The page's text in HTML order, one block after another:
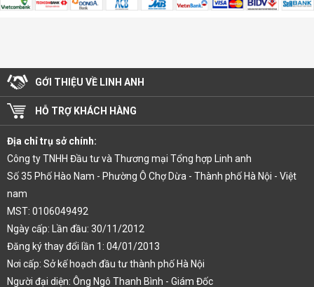
GỚI THIỆU VỀ LINH ANH
HỖ TRỢ KHÁCH HÀNG
Địa chỉ trụ sở chính:
Công ty TNHH Đầu tư và Thương mại Tổng hợp Linh anh
Số 35 Phố Hào Nam - Phường Ô Chợ Dừa - Thành phố Hà Nội - Việt
nam
MST: 0106049492
Ngày cấp: Lần đầu: 30/11/2012
Đăng ký thay đổi lần 1: 04/01/2013
Nơi cấp: Sở kế hoạch đầu tư thành phố Hà Nội
Người đại diện: Ông Ngô Thanh Bình - Giám Đốc